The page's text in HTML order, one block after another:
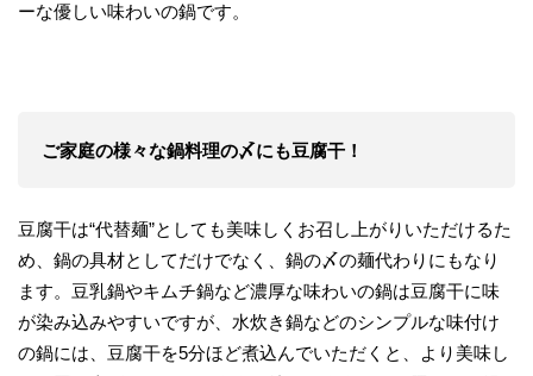
ーな優しい味わいの鍋です。
ご家庭の様々な鍋料理の〆にも豆腐干！
豆腐干は“代替麺”としても美味しくお召し上がりいただけるた
め、鍋の具材としてだけでなく、鍋の〆の麺代わりにもなり
ます。豆乳鍋やキムチ鍋など濃厚な味わいの鍋は豆腐干に味
が染み込みやすいですが、水炊き鍋などのシンプルな味付け
の鍋には、豆腐干を5分ほど煮込んでいただくと、より美味し